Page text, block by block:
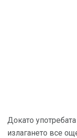
Докато
излагането все